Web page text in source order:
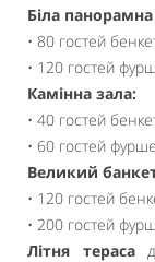
Біла
• 80 гостей
• 120 гостей
Камінна зала:
• 40 гостей
• 60 гостей
Великий
• 120 гостей
• 200 гостей
Літня тераса